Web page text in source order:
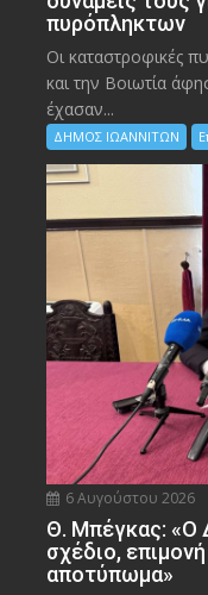
πυρόπληκτων
Οι καταστροφικές
και την Bοιωτία
έχασαν...
ΔΗΜΟΣ ΙΩΑΝΝΙΤΩΝ
6 Αυγούστου 2026
Θ. Μπέγκας: «Ο
σχέδιο,
αποτύπωμα»